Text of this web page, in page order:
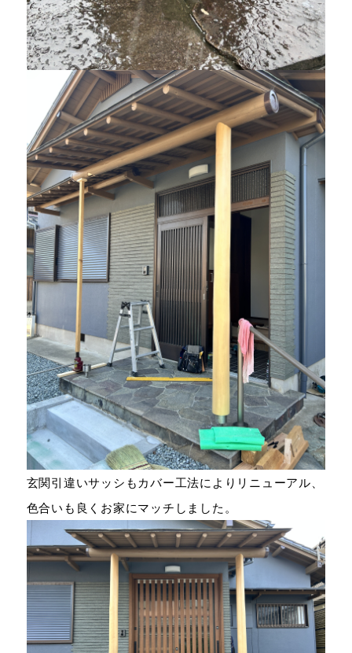
玄関引違いサッシもカバー工法によりリニューアル、
色合いも良くお家にマッチしました。